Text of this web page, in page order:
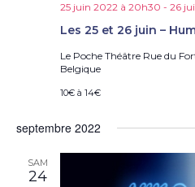
Les 25 et 26 juin –
25 juin 2022 à 20h30 - 26
Le Poche Théâtre Rue du
Belgique
10€ à 14€
septembre 2022
SAM
24